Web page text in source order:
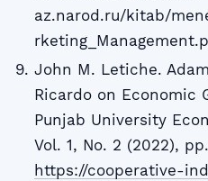
az.narod.ru/kitab/
John M. Letiche.
Ricardo on Economic
Punjab University
Vol. 1, No. 2 (2022),
https://cooperative-